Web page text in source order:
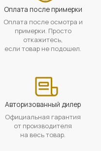
Оплата после примерки
Оплата после осмотра и
примерки. Просто
откажитесь,
если товар не подошел.
Авторизованный дилер
Официальная гарантия
от производителя
на весь товар.